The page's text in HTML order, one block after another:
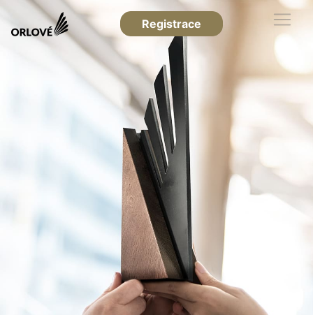
Registrace